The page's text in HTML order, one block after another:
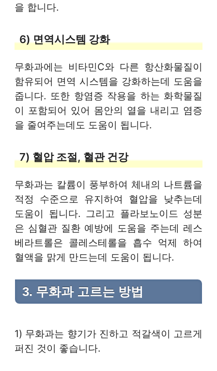
을 합니다.
6) 면역시스템 강화
무화과에는 비타민C와 다른 항산화물질이
함유되어 면역 시스템을 강화하는데 도움을
줍니다. 또한 항염증 작용을 하는 화학물질
이 포함되어 있어 몸안의 열을 내리고 염증
을 줄여주는데도 도움이 됩니다.
7) 혈압 조절, 혈관 건강
무화과는 칼륨이 풍부하여 체내의 나트륨을
적정 수준으로 유지하여 혈압을 낮추는데
도움이 됩니다. 그리고 플라보노이드 성분
은 심혈관 질환 예방에 도움을 주는데 레스
베라트롤은 콜레스테롤을 흡수 억제 하여
혈액을 맑게 만드는데 도움이 됩니다.
3. 무화과 고르는 방법
1) 무화과는 향기가 진하고 적갈색이 고르게
퍼진 것이 좋습니다.